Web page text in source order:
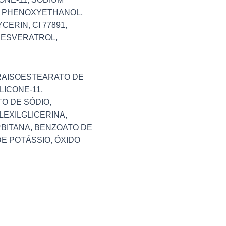
CI 77891,
DE
11,
DE SÓDIO,
BENZOATO DE
POTÁSSIO, ÓXIDO